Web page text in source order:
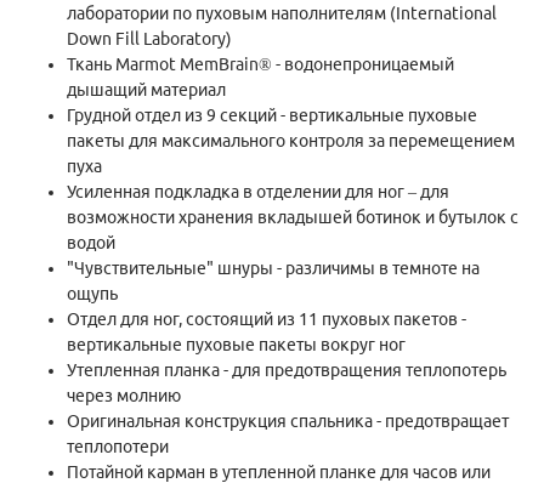
лаборатории по пуховым наполнителям (International
Down Fill Laboratory)
Ткань Marmot MemBrain® - водонепроницаемый
дышащий материал
Грудной отдел из 9 секций - вертикальные пуховые
пакеты для максимального контроля за перемещением
пуха
Усиленная подкладка в отделении для ног – для
возможности хранения вкладышей ботинок и бутылок с
водой
"Чувствительные" шнуры - различимы в темноте на
ощупь
Отдел для ног, состоящий из 11 пуховых пакетов -
вертикальные пуховые пакеты вокруг ног
Утепленная планка - для предотвращения теплопотерь
через молнию
Оригинальная конструкция спальника - предотвращает
теплопотери
Потайной карман в утепленной планке для часов или